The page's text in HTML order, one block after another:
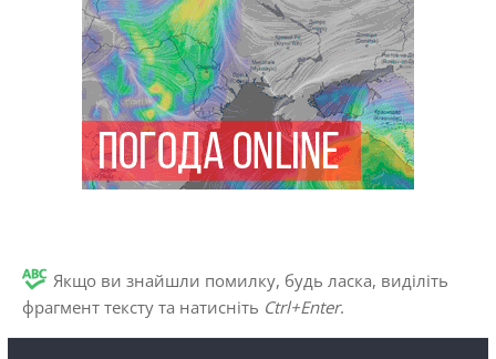
Якщо ви знайшли помилку, будь ласка, виділіть
фрагмент тексту та натисніть Ctrl+Enter.